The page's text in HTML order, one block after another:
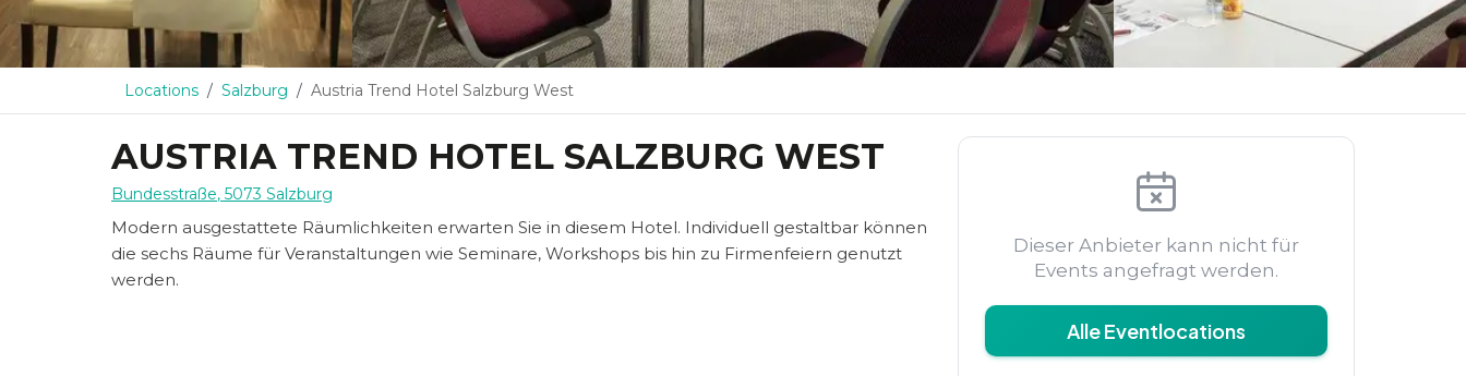
Locations Salzburg Austria Trend Hotel Salzburg West
AUSTRIA TREND HOTEL SALZBURG WEST
Bundesstraße, 5073 Salzburg
Modern ausgestattete Räumlichkeiten erwarten Sie in diesem Hotel. Individuell gestaltbar können
die sechs Räume für Veranstaltungen wie Seminare, Workshops bis hin zu Firmenfeiern genutzt
werden.
Dieser Anbieter kann nicht für
Events angefragt werden.
Alle Eventlocations